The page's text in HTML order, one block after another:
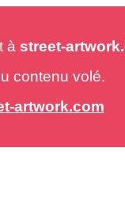
à street-
contenu volé.
artwork.com